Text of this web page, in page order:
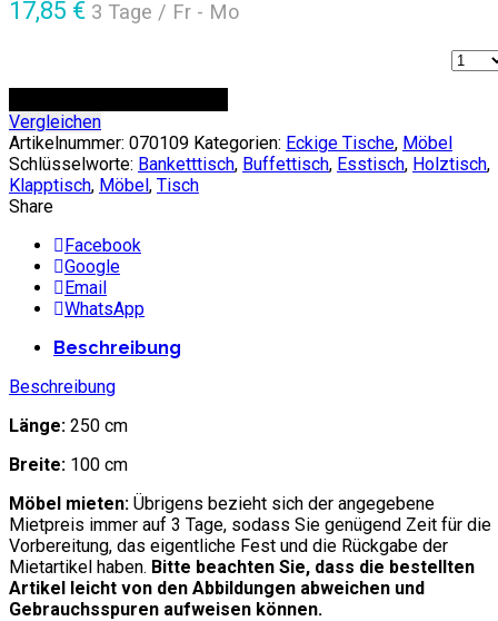
17,85 € 3 Tage / Fr - Mo
Vergleichen
Artikelnummer: 070109 Kategorien: Eckige Tische, Möbel
Schlüsselworte: Banketttisch, Buffettisch, Esstisch, Holztisch,
Klapptisch, Möbel, Tisch
Share
Facebook
Google
Email
WhatsApp
Beschreibung
Beschreibung
Länge: 250 cm
Breite: 100 cm
Möbel mieten: Übrigens bezieht sich der angegebene
Mietpreis immer auf 3 Tage, sodass Sie genügend Zeit für die
Vorbereitung, das eigentliche Fest und die Rückgabe der
Mietartikel haben. Bitte beachten Sie, dass die bestellten
Artikel leicht von den Abbildungen abweichen und
Gebrauchsspuren aufweisen können.